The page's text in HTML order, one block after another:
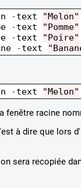
-text
"Melon"
-text
"Pomme"
-text
"Poire"
-text
-text "Melon"
fenêtre racine
à dire que lors
sera recopiée